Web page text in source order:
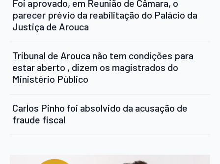
Foi aprovado, em Reunião de Câmara, o
parecer prévio da reabilitação do Palácio da
Justiça de Arouca
Tribunal de Arouca não tem condições para
estar aberto , dizem os magistrados do
Ministério Público
Carlos Pinho foi absolvido da acusação de
fraude fiscal